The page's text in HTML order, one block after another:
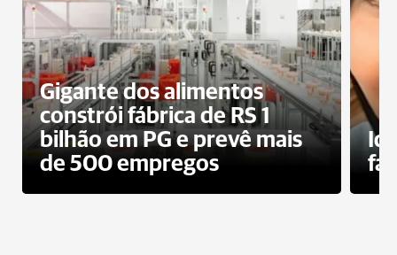
Gigante dos alimentos
constrói fábrica de RS 1
bilhão em PG e prevê mais
de 500 empregos